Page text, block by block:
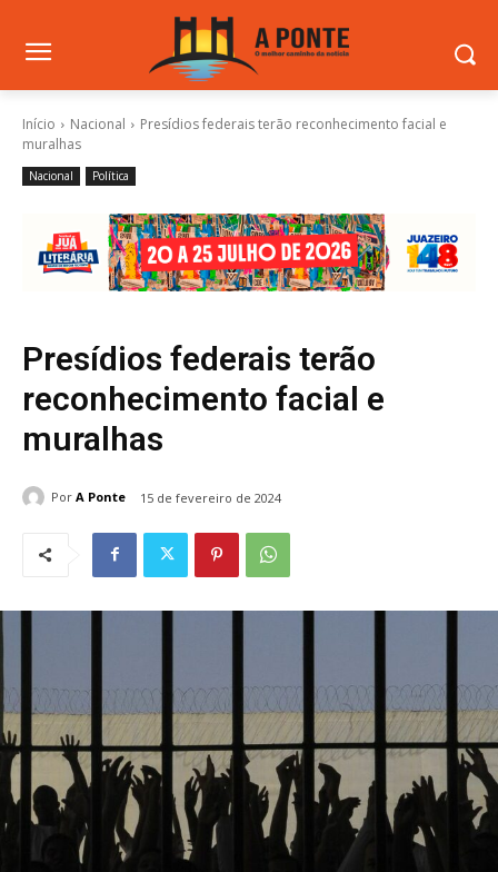
Início Nacional
Presídios federais terão reconhecimento facial e
muralhas
Nacional Política
Presídios federais terão
reconhecimento facial e
muralhas
Por A Ponte 15 de fevereiro de 2024